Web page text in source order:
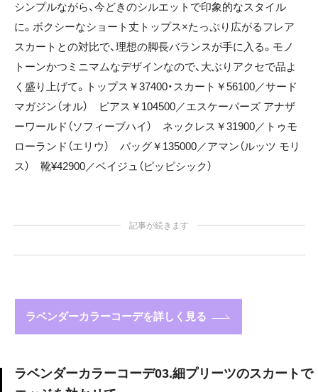
シンプルながら、今どきのシルエットで印象的なスタイル
に。ボクシーなショート丈トップス×たっぷり広がるフレア
スカートとの対比で、理想の脚長バランスが手に入る。モノ
トーンかつミニマムなデザインなので、大ぶりアクセで品よ
く盛り上げて。トップス￥37400・スカート￥56100／サード
マガジン（オル） ピアス￥104500／エスケーパーズ アナザ
ーワールド（ソフィーブハイ） ネックレス￥31900／トゥモ
ローランド（エリウ） バッグ￥135000／アマン（ルッツ モリ
ス） 靴¥42900／ベイジュ（ピッピシック）
記事が続きます
ラベンダーカラーコーデを詳しく見る
ラベンダーカラーコーデ03.細プリーツのスカートで